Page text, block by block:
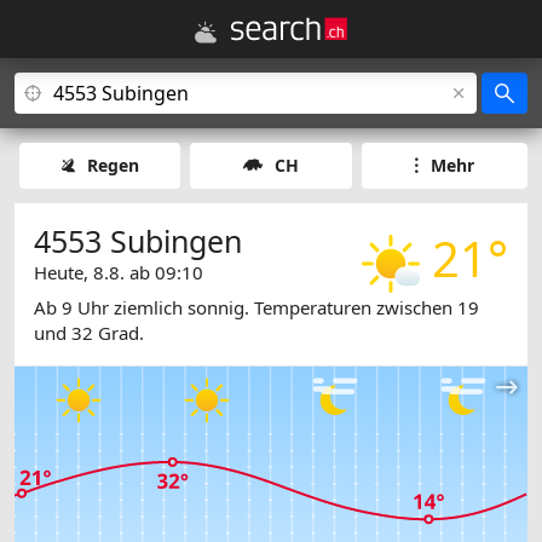
Regen CH Mehr
21°
4553 Subingen
Heute, 8.8. ab 09:10
Ab 9 Uhr ziemlich sonnig. Temperaturen zwischen 19
und 32 Grad.